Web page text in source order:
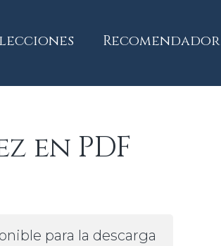
Recomendador
en PDF
para la descarga